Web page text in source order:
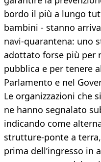
bordo il più a lungo
bambini - stanno
navi-quarantena: uno
adottato forse più per
pubblica e per tenere
Parlamento e nel
Le organizzazioni che
ne hanno segnalato
indicando come
strutture-ponte a
prima dell’ingresso in